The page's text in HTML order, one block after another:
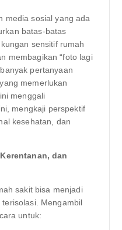
media sosial yang ada
batas-batas
sensitif rumah
membagikan “foto lagi
pertanyaan
memerlukan
menggali
mengkaji perspektif
kesehatan, dan
dan
sakit bisa menjadi
Mengambil
untuk: